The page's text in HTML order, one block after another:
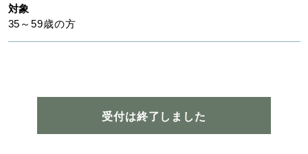
対象
35～59歳の方
受付は終了しました